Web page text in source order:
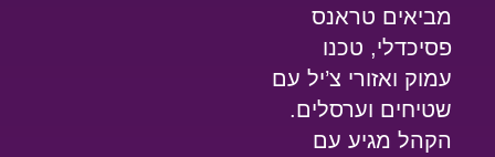
מביאים טראנס
פסיכדלי, טכנו
עמוק ואזורי צ’יל עם
שטיחים וערסלים.
הקהל מגיע עם